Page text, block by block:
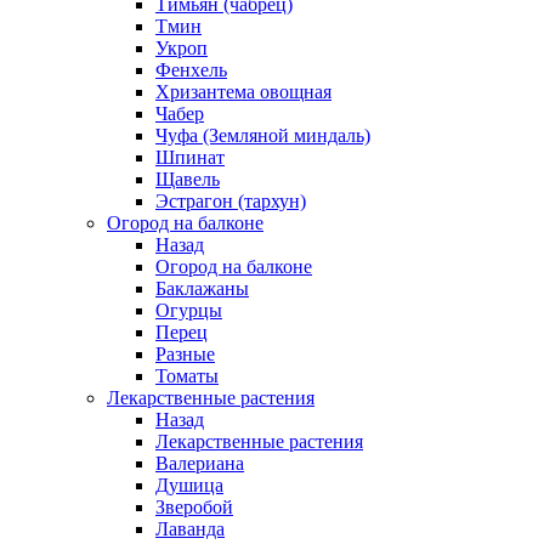
Тимьян (чабрец)
Тмин
Укроп
Фенхель
Хризантема овощная
Чабер
Чуфа (Земляной миндаль)
Шпинат
Щавель
Эстрагон (тархун)
Огород на балконе
Назад
Огород на балконе
Баклажаны
Огурцы
Перец
Разные
Томаты
Лекарственные растения
Назад
Лекарственные растения
Валериана
Душица
Зверобой
Лаванда